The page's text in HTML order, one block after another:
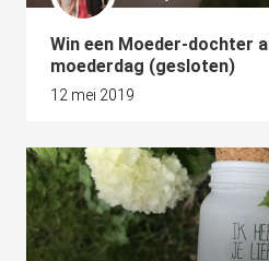
Win een Moeder-dochter
moederdag (gesloten)
12 mei 2019